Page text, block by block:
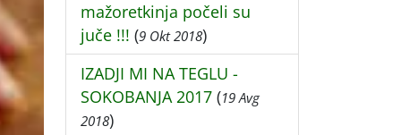
mažoretkinja počeli su
juče !!! (9 Okt 2018)
IZADJI MI NA TEGLU -
SOKOBANJA 2017 (19 Avg
2018)